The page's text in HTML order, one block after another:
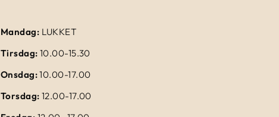
Mandag: LUKKET
Tirsdag: 10.00-15.30
Onsdag:10.00-17.00
Torsdag: 12.00-17.00